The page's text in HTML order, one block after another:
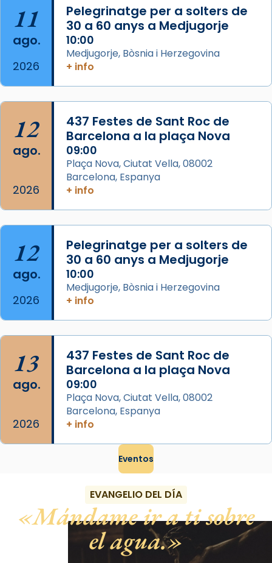
View on Facebook · Share
Arquebisbat de Barcelona
2 weeks ago
Acompanyant la història de sant Cugat, a
partir de l’Edat Mitjana sorgeix la tradició
que les santes Juliana (“relatiu a Júlia”) i
Semproniana (“relatiu a Semprònia =
eterna”) són deixebles seves. I l’any 1667, el
frare Joan Gaspar Roig, afirma en una obra
que les santes són filles de l’antiga Iluro.
Mataró en reivindicarà les relíq
Foto
View on Facebook ·
11
ago.
2026
Pelegrinatge per a solters de
30 a 60 anys a Medjugorje
10:00
Medjugorje, Bòsnia i Herzegovina
+ info
12
ago.
2026
437 Festes de Sant Roc de
Barcelona a la plaça Nova
09:00
Plaça Nova, Ciutat Vella, 08002
Barcelona, Espanya
+ info
12
ago.
2026
Pelegrinatge per a solters de
30 a 60 anys a Medjugorje
10:00
Medjugorje, Bòsnia i Herzegovina
+ info
13
ago.
2026
437 Festes de Sant Roc de
Barcelona a la plaça Nova
09:00
Plaça Nova, Ciutat Vella, 08002
Barcelona, Espanya
+ info
Eventos
EVANGELIO DEL DÍA
Mándame ir a ti sobre
el agua.